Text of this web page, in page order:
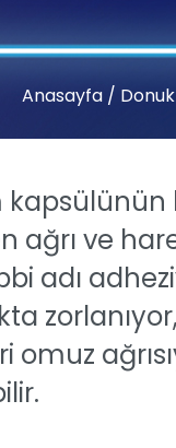
Anasayfa /
ve
adı
zorlanıyor,